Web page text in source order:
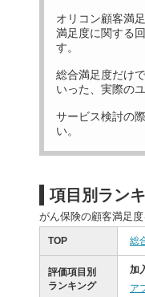
オリコン顧客満
満足度に関する
す。
総合満足度だけ
いった、実際の
サービス検討の
い。
項目別ラン
がん保険の顧客満足
TOP 総
評価項目別
ランキング
加
ア